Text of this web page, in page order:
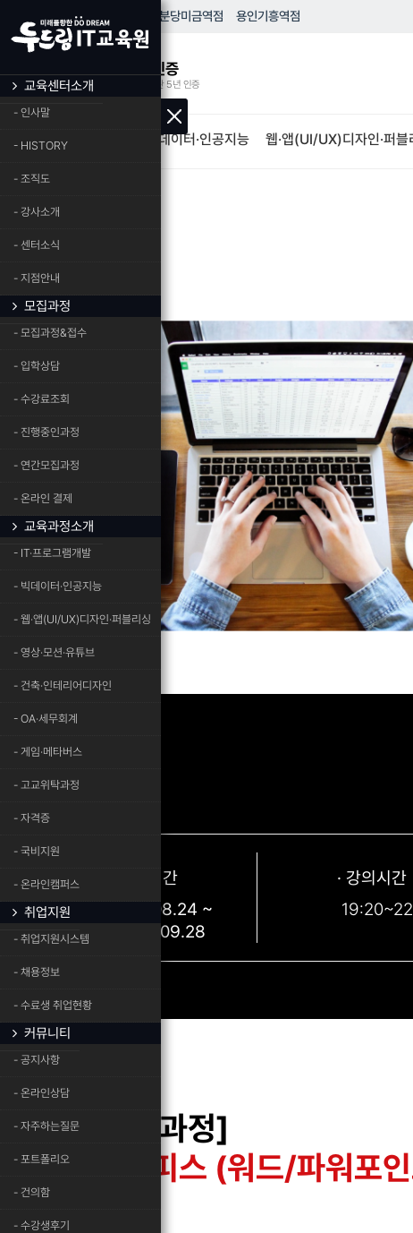
교육센터소개
- 인사말
- HISTORY
- 조직도
- 강사소개
- 센터소식
- 지점안내
모집과정
- 모집과정&접수
- 입학상담
- 수강료조회
- 진행중인과정
- 연간모집과정
- 온라인 결제
교육과정소개
- IT·프로그램개발
- 빅데이터·인공지능
- 웹·앱(UI/UX)디자인·퍼블리싱
- 영상·모션·유튜브
- 건축·인테리어디자인
- OA·세무회계
- 게임·메타버스
- 고교위탁과정
- 자격증
- 국비지원
- 온라인캠퍼스
취업지원
- 취업지원시스템
- 채용정보
- 수료생 취업현황
커뮤니티
- 공지사항
- 온라인상담
- 자주하는질문
- 포트폴리오
- 건의함
- 수강생후기
HOME 분당미금역점 용인기흥역점
우수훈련기관 인증
고용노동부 우수훈련기관 5년 인증
IT·프로그램개발 빅데이터·인공지능 웹·앱(UI/UX)디자인·퍼블
· 교육기간
2026.08.24 ~
2026.09.28
· 강의시간
[AI융복합과정]
스마트 오피스 (워드/파워포
화